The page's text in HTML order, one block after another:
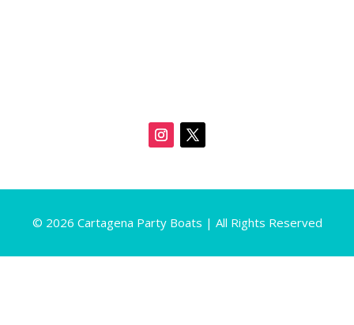
© 2026 Cartagena Party Boats | All Rights Reserved